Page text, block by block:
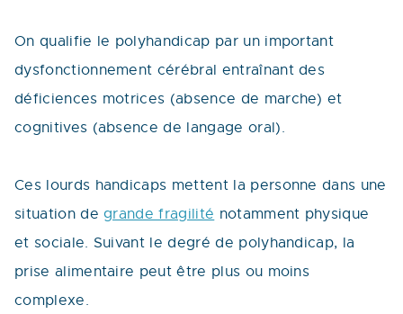
On qualifie le polyhandicap par un important
dysfonctionnement cérébral entraînant des
déficiences motrices (absence de marche) et
cognitives (absence de langage oral).
Ces lourds handicaps mettent la personne dans une
situation degrande fragilité notamment physique
et sociale. Suivant le degré de polyhandicap, la
prise alimentaire peut être plus ou moins
complexe.